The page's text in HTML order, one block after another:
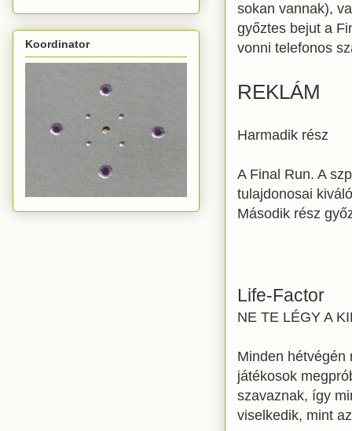
sokan vannak),
győztes bejut a
vonni telefonos
REKLÁM
Harmadik rész
A Final Run. A
tulajdonosai
Második rész
Life-Factor
NE TE LÉGY A
Minden hétvégén
játékosok
szavaznak, így
viselkedik, mint
Koordinator